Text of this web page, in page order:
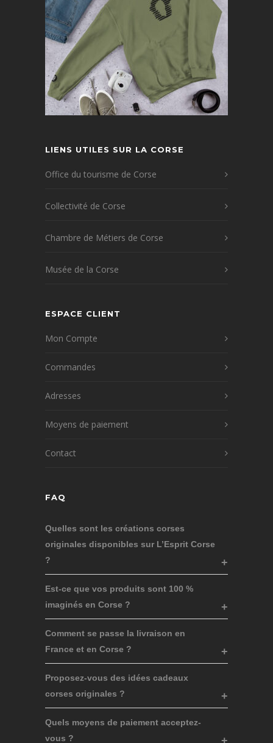
LIENS UTILES SUR LA CORSE
Office du tourisme de Corse
Collectivité de Corse
Chambre de Métiers de Corse
Musée de la Corse
ESPACE CLIENT
Mon Compte
Commandes
Adresses
Moyens de paiement
Contact
FAQ
Quelles sont les créations corses
originales disponibles sur L’Esprit Corse
?
Est-ce que vos produits sont 100 %
imaginés en Corse ?
Comment se passe la livraison en
France et en Corse ?
Proposez-vous des idées cadeaux
corses originales ?
Quels moyens de paiement acceptez-
vous ?